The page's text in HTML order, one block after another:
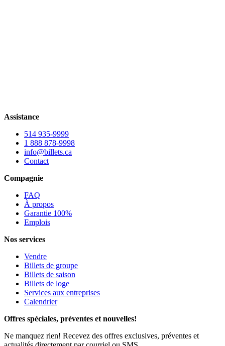
Assistance
514 935-9999
1 888 878-9998
info@billets.ca
Contact
Compagnie
FAQ
À propos
Garantie 100%
Emplois
Nos services
Vendre
Billets de groupe
Billets de saison
Billets de loge
Services aux entreprises
Calendrier
Offres spéciales, préventes et nouvelles!
Ne manquez rien! Recevez des offres exclusives, préventes et